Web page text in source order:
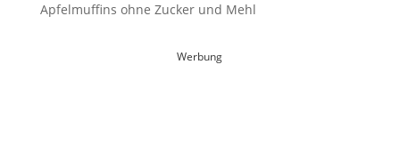
Apfelmuffins ohne Zucker und Mehl
Werbung